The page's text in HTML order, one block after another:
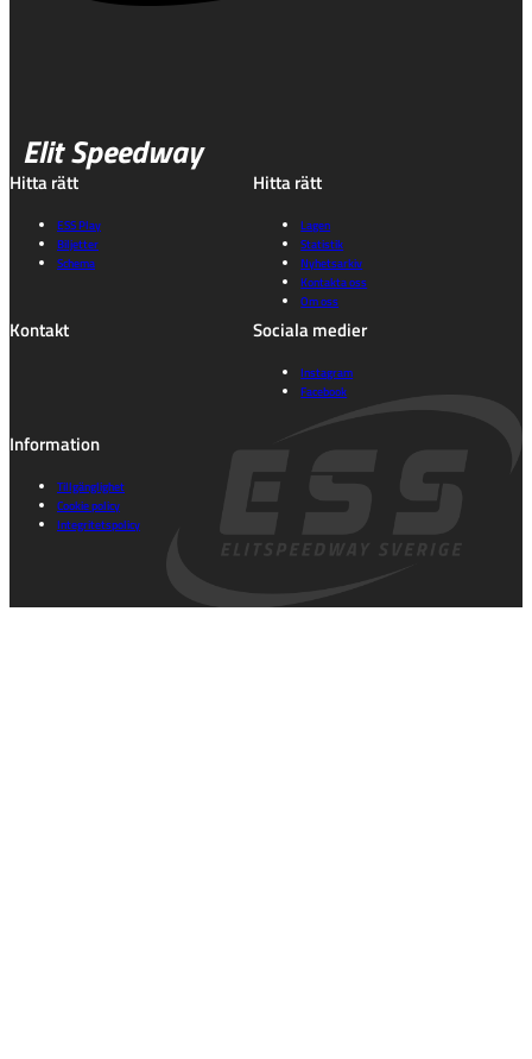
Elit Speedway
Hitta rätt
ESS Play
Biljetter
Schema
Hitta rätt
Lagen
Statistik
Nyhetsarkiv
Kontakta oss
Om oss
Kontakt Sociala medier
Instagram
Facebook
Information
Tillgänglighet
Cookie policy
Integritetspolicy